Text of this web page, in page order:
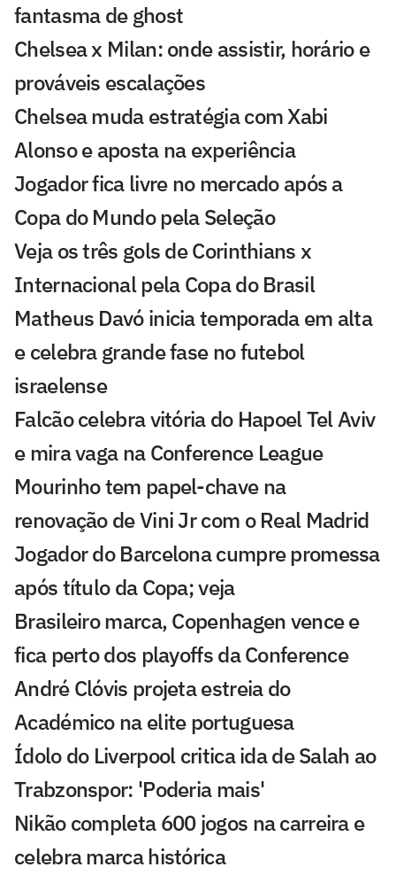
fantasma de ghost
Chelsea x Milan: onde assistir, horário e
prováveis escalações
Chelsea muda estratégia com Xabi
Alonso e aposta na experiência
Jogador fica livre no mercado após a
Copa do Mundo pela Seleção
Veja os três gols de Corinthians x
Internacional pela Copa do Brasil
Matheus Davó inicia temporada em alta
e celebra grande fase no futebol
israelense
Falcão celebra vitória do Hapoel Tel Aviv
e mira vaga na Conference League
Mourinho tem papel-chave na
renovação de Vini Jr com o Real Madrid
Jogador do Barcelona cumpre promessa
após título da Copa; veja
Brasileiro marca, Copenhagen vence e
fica perto dos playoffs da Conference
André Clóvis projeta estreia do
Académico na elite portuguesa
Ídolo do Liverpool critica ida de Salah ao
Trabzonspor: 'Poderia mais'
Nikão completa 600 jogos na carreira e
celebra marca histórica